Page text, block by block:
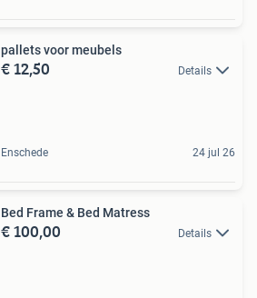
pallets voor meubels
€ 12,50 Details
Enschede 24 jul 26
Bed Frame & Bed Matress
€ 100,00 Details